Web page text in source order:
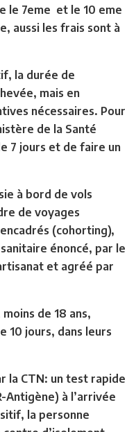
le 7eme et le 10 eme
aussi les frais sont à
la durée de
mais en
nécessaires. Pour
de la Santé
7 jours et de faire un
à bord de vols
de voyages
(cohorting),
énoncé, par le
et agréé par
de 18 ans,
10 jours, dans leurs
la CTN: un test rapide
Antigène) à l’arrivée
la personne